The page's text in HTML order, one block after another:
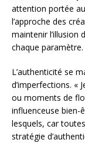
attention portée
l’approche des
maintenir l’illusion
chaque paramètre.
L’authenticité se
d’imperfections. «
ou moments de
influenceuse bien-
lesquels, car
stratégie